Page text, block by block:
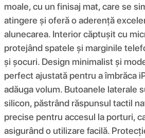
moale, cu un finisaj mat, care se
atingere și oferă o aderență
alunecarea. Interior căptușit cu
protejând spatele și marginile
și șocuri. Design minimalist și
perfect ajustată pentru a îmbrăca
adăuga volum. Butoanele laterale
silicon, păstrând răspunsul tactil
precise pentru accesul la porturi,
asigurând o utilizare facilă.